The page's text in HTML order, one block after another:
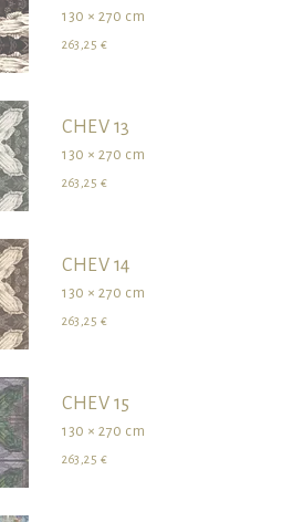
130 × 270 cm
263,25 €
CHEV 13
130 × 270 cm
263,25 €
CHEV 14
130 × 270 cm
263,25 €
CHEV 15
130 × 270 cm
263,25 €